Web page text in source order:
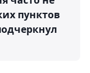
пунктов